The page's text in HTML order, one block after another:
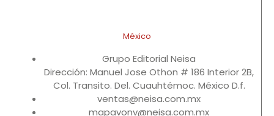
México
Grupo Editorial Neisa
Dirección: Manuel Jose Othon # 186 Interior 2B,
Col. Transito. Del. Cuauhtémoc. México D.f.
ventas@neisa.com.mx
mapavonv@neisa.com.mx